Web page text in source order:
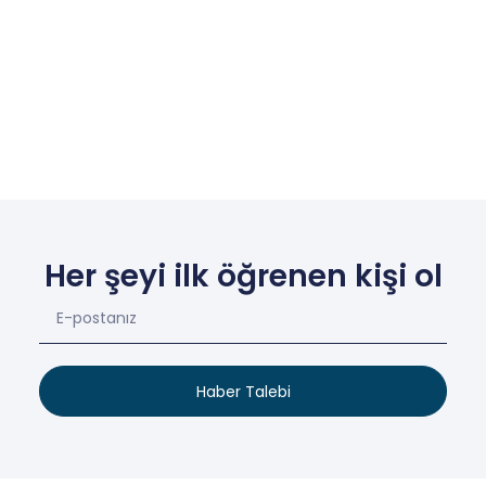
Her şeyi ilk öğrenen kişi ol
Haber Talebi